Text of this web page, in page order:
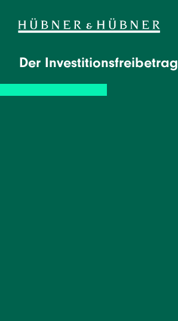
Der Investitionsfreibetrag